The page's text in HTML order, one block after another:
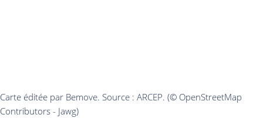
Carte éditée par Bemove. Source : ARCEP. (© OpenStreetMap
Contributors - Jawg)